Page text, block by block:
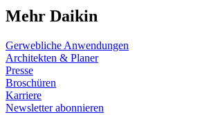
Mehr Daikin
Gerwebliche Anwendungen
Architekten & Planer
Presse
Broschüren
Karriere
Newsletter abonnieren